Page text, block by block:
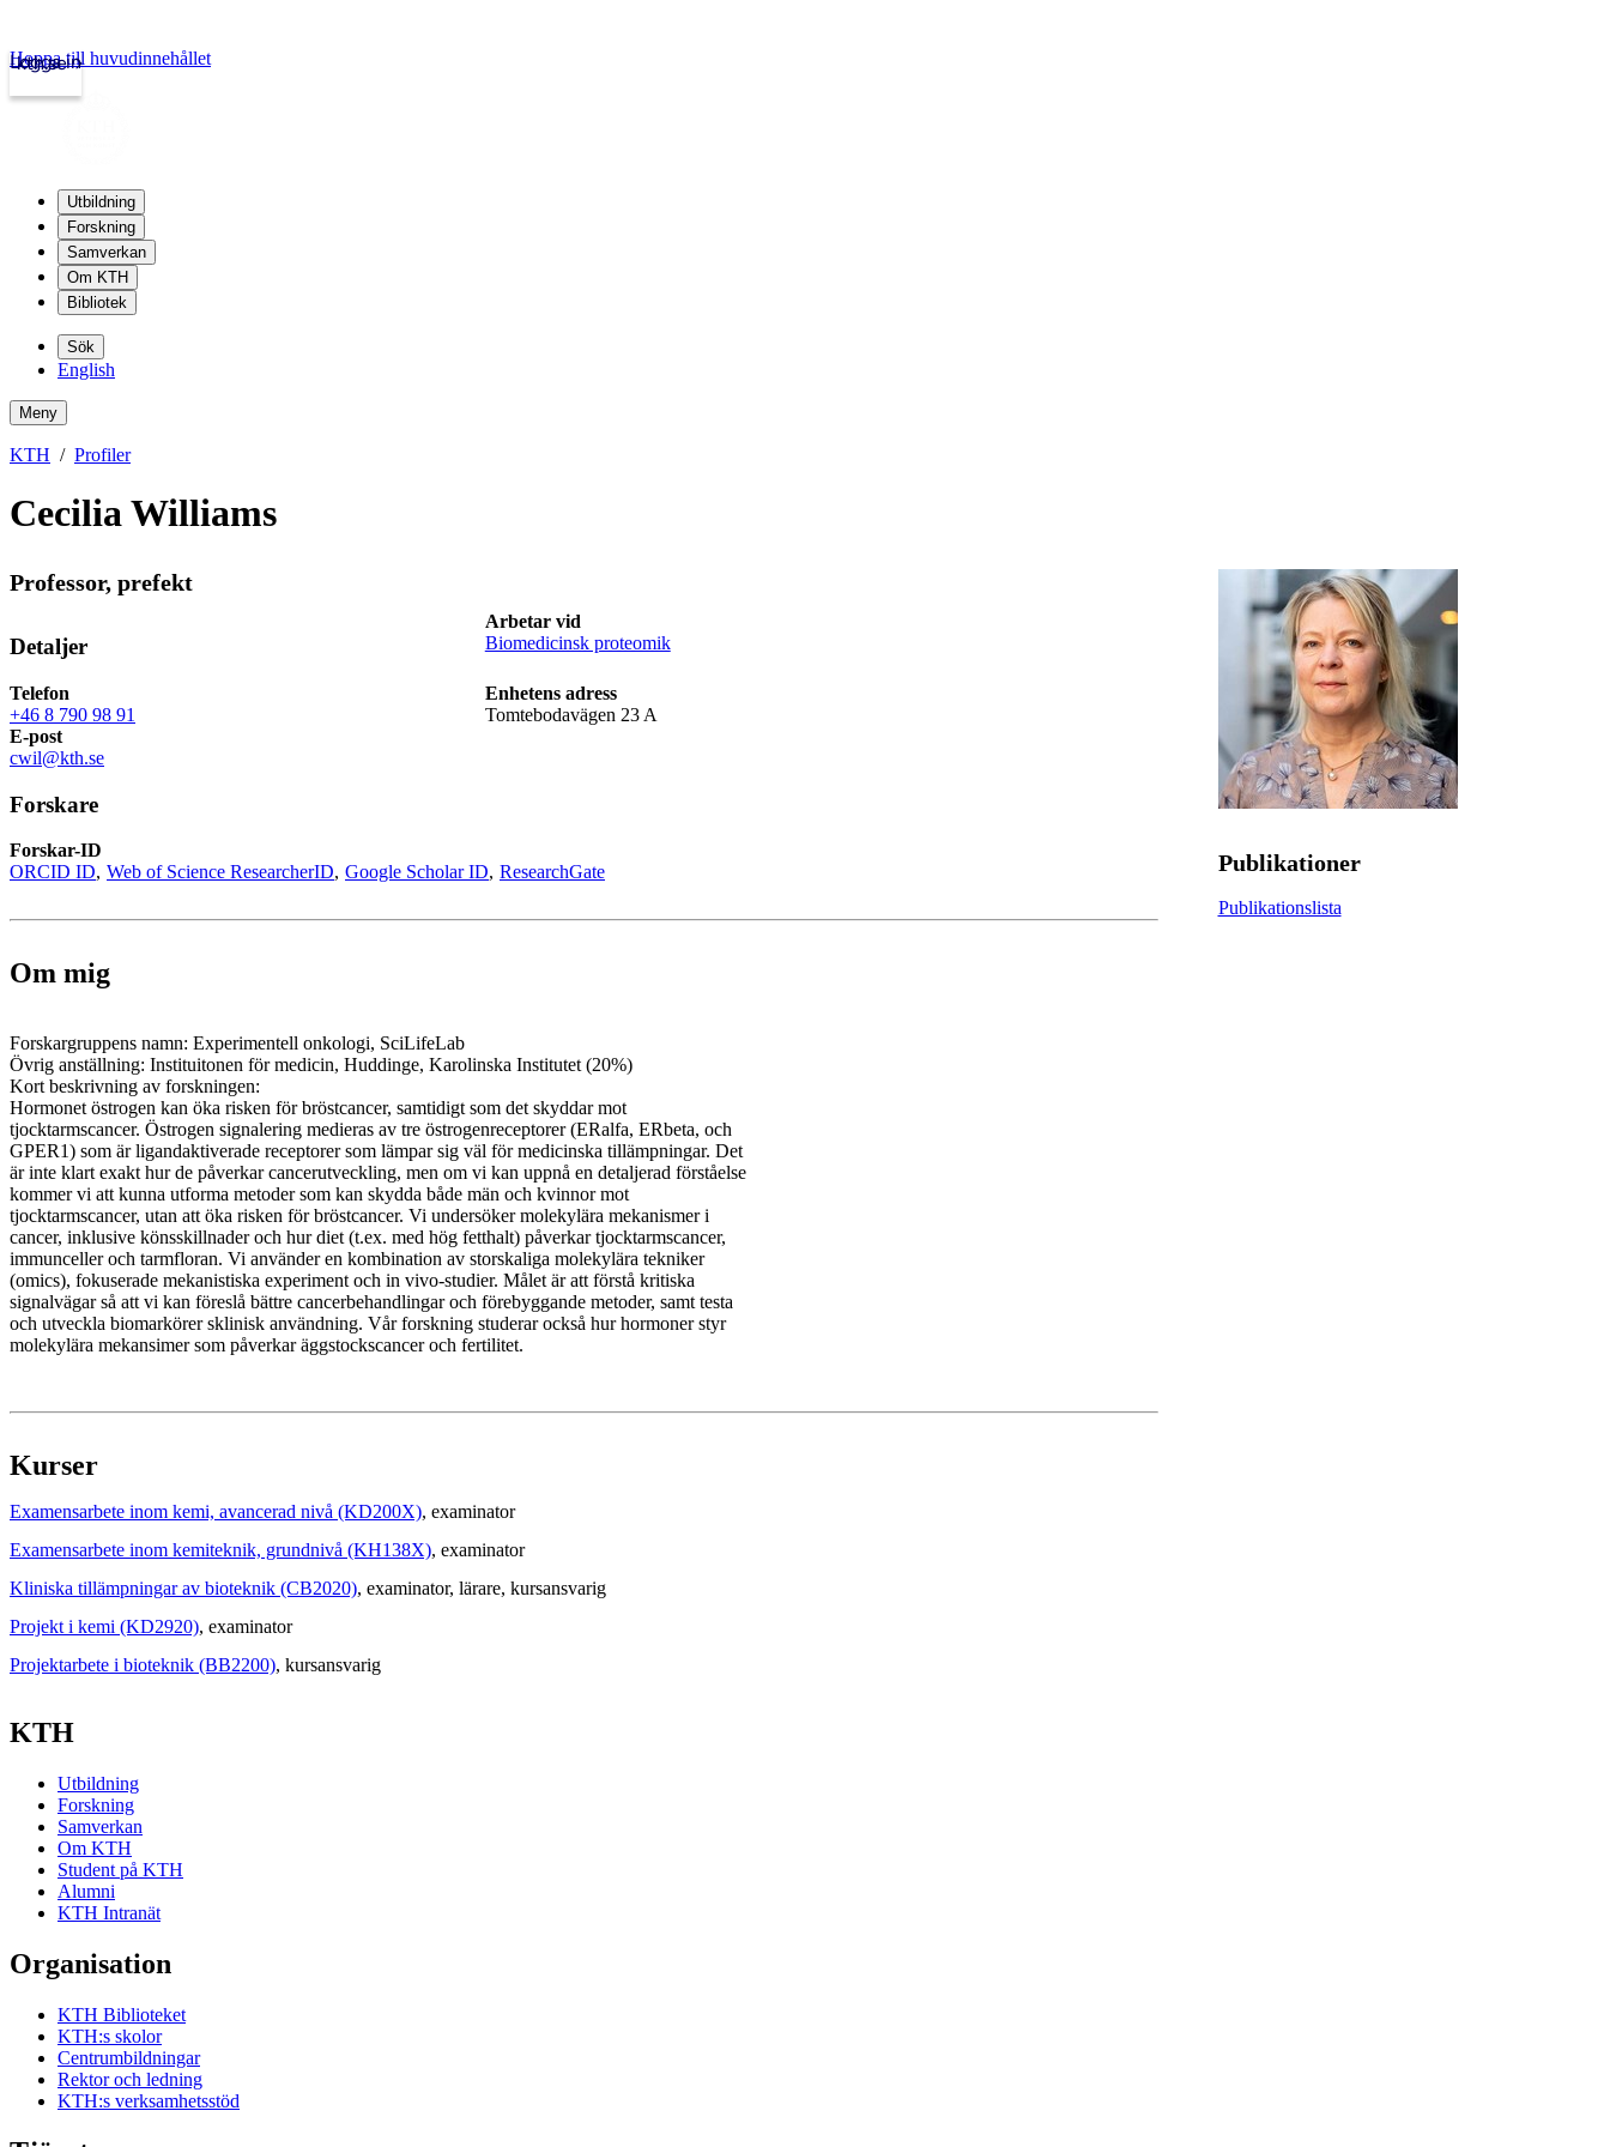
kth.se
Logga in
Hoppa till huvudinnehållet
Utbildning
Forskning
Samverkan
Om KTH
Bibliotek
Sök
English
Meny
KTH Profiler
Cecilia Williams
Professor, prefekt
Detaljer
Arbetar vid
Biomedicinsk proteomik
Telefon
+46 8 790 98 91
Enhetens adress
Tomtebodavägen 23 A
E-post
cwil@kth.se
Forskare
Forskar-ID
ORCID ID Web of Science ResearcherID Google Scholar ID ResearchGate
Om mig
Forskargruppens namn: Experimentell onkologi, SciLifeLab
Övrig anställning: Instituitonen för medicin, Huddinge, Karolinska Institutet (20%)
Kort beskrivning av forskningen:
Hormonet östrogen kan öka risken för bröstcancer, samtidigt som det skyddar mot
tjocktarmscancer. Östrogen signalering medieras av tre östrogenreceptorer (ERalfa, ERbeta, och
GPER1) som är ligandaktiverade receptorer som lämpar sig väl för medicinska tillämpningar. Det
är inte klart exakt hur de påverkar cancerutveckling, men om vi kan uppnå en detaljerad förståelse
kommer vi att kunna utforma metoder som kan skydda både män och kvinnor mot
tjocktarmscancer, utan att öka risken för bröstcancer. Vi undersöker molekylära mekanismer i
cancer, inklusive könsskillnader och hur diet (t.ex. med hög fetthalt) påverkar tjocktarmscancer,
immunceller och tarmfloran. Vi använder en kombination av storskaliga molekylära tekniker
(omics), fokuserade mekanistiska experiment och in vivo-studier. Målet är att förstå kritiska
signalvägar så att vi kan föreslå bättre cancerbehandlingar och förebyggande metoder, samt testa
och utveckla biomarkörer sklinisk användning. Vår forskning studerar också hur hormoner styr
molekylära mekansimer som påverkar äggstockscancer och fertilitet.
Kurser
Examensarbete inom kemi, avancerad nivå (KD200X), examinator
Examensarbete inom kemiteknik, grundnivå (KH138X), examinator
Kliniska tillämpningar av bioteknik (CB2020), examinator, lärare, kursansvarig
Projekt i kemi (KD2920), examinator
Projektarbete i bioteknik (BB2200), kursansvarig
Publikationer
Publikationslista
KTH
Utbildning
Forskning
Samverkan
Om KTH
Student på KTH
Alumni
KTH Intranät
Organisation
KTH Biblioteket
KTH:s skolor
Centrumbildningar
Rektor och ledning
KTH:s verksamhetsstöd